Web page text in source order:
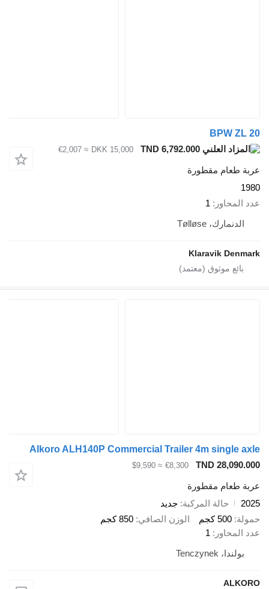
BPW ZL 20
DKK 15,000
≈ €2,007
عربة طعام مقطورة
1980
عدد المحاور
1
الدنمارك، Tølløse
Klaravik Denmark
Alkoro ALH140P Commercial Trailer 4m single axle
TND 28,090.000
€8,300
≈ $9,590
عربة طعام مقطورة
2025
حالة المركبة جديد
حمولة 500 كجم الوزن الصافي 850 كجم
عدد المحاور
1
بولندا، Tenczynek
ALKORO